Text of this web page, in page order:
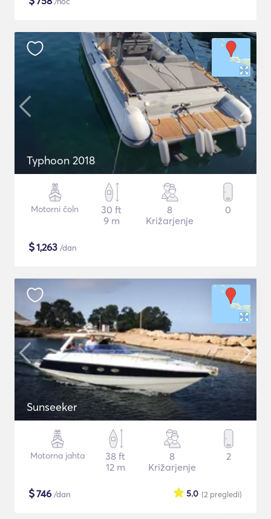
Typhoon 2018
Motorni čoln
30 ft
9 m
8
Križarjenje
0
$1,263 /dan
Sunseeker
Motorna jahta
38 ft
12 m
8
Križarjenje
2
$746 /dan (2 pregledi)
5.0